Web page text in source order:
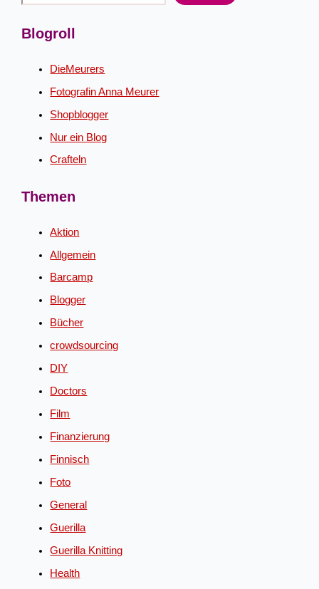
Blogroll
DieMeurers
Fotografin Anna Meurer
Shopblogger
Nur ein Blog
Crafteln
Themen
Aktion
Allgemein
Barcamp
Blogger
Bücher
crowdsourcing
DIY
Doctors
Film
Finanzierung
Finnisch
Foto
General
Guerilla
Guerilla Knitting
Health